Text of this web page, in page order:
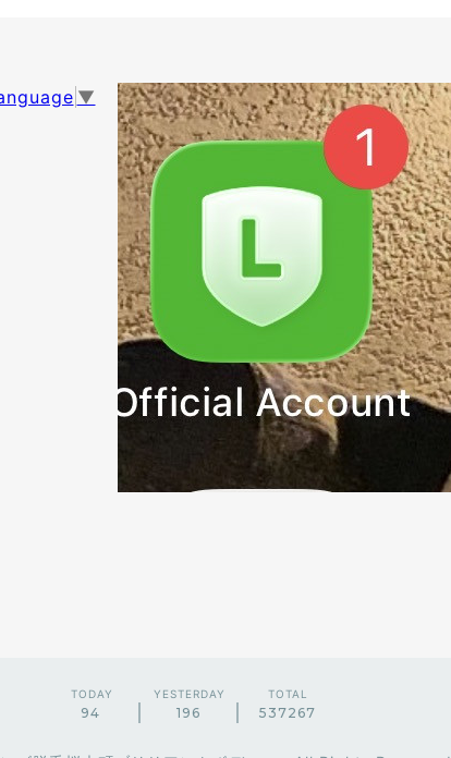
▼
TODAY
94
YESTERDAY
196
TOTAL
537267